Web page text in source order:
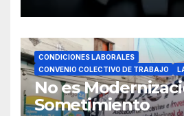
CONDICIONES LABORALES
CONVENIO COLECTIVO DE TRABAJO
No es
Sometimiento